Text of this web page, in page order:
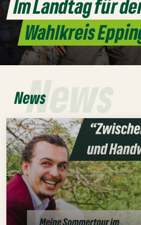
Im Landtag für
Wahlkreis
News
News